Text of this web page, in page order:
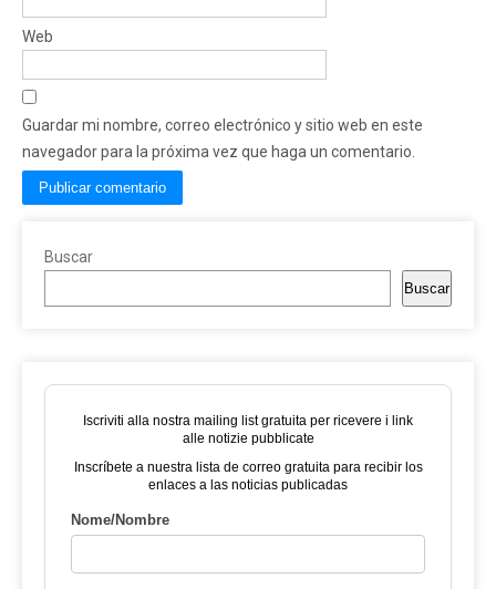
Web
Guardar mi nombre, correo electrónico y sitio web en este
navegador para la próxima vez que haga un comentario.
Buscar
Buscar
Iscriviti alla nostra mailing list gratuita per ricevere i link
alle notizie pubblicate
Inscríbete a nuestra lista de correo gratuita para recibir los
enlaces a las noticias publicadas
Nome/Nombre